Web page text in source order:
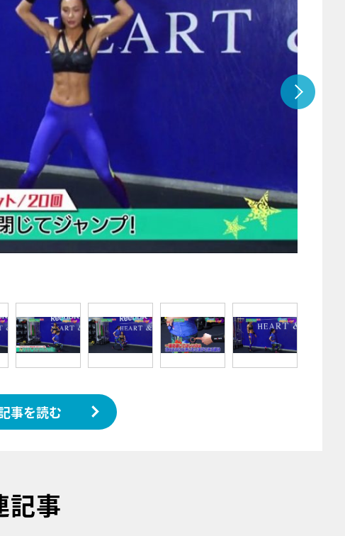
事を読む
記事
『アイ＝ラブ！げーみんぐ』＝LOV
E齋藤樹愛羅＆佐々木舞香SPインタ